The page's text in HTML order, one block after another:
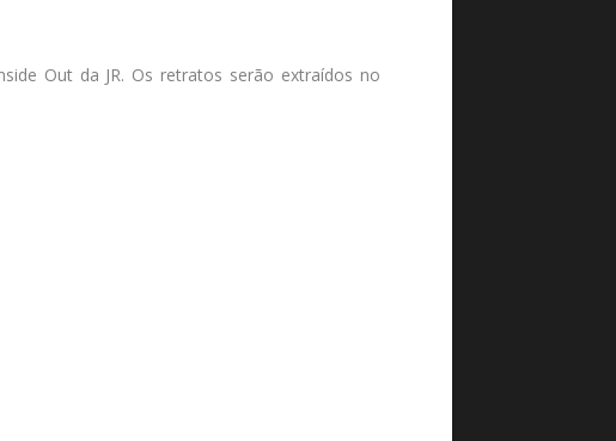
Out da JR. Os retratos serão extraídos no